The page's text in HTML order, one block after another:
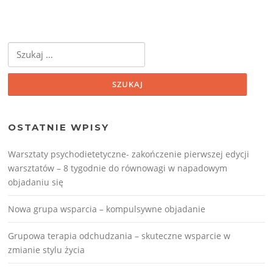
OSTATNIE WPISY
Warsztaty psychodietetyczne- zakończenie pierwszej edycji
warsztatów – 8 tygodnie do równowagi w napadowym
objadaniu się
Nowa grupa wsparcia – kompulsywne objadanie
Grupowa terapia odchudzania – skuteczne wsparcie w
zmianie stylu życia